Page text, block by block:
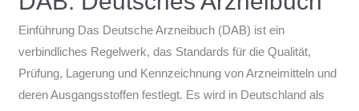
Einführung Das Deutsche Arzneibuch (DAB) ist ein
verbindliches Regelwerk, das Standards für die Qualität,
Prüfung, Lagerung und Kennzeichnung von Arzneimitteln und
deren Ausgangsstoffen festlegt. Es wird in Deutschland als